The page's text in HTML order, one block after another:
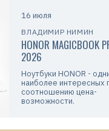
16 июля
ВЛАДИМИР НИМИН
HONOR MAGICBOOK
2026
Ноутбуки HONOR -
наиболее интересных
соотношению цена-
возможности.